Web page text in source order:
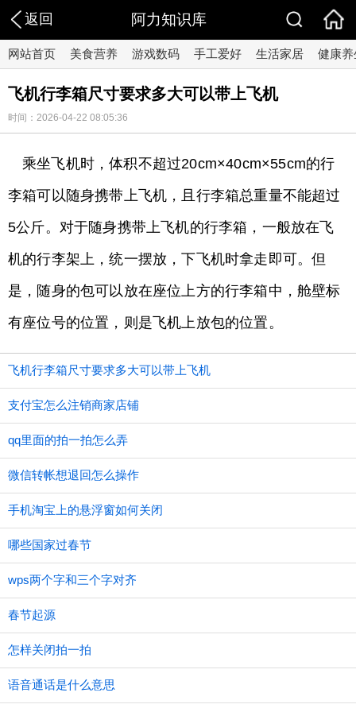
返回 阿力知识库
网站首页 美食营养 游戏数码 手工爱好 生活家居 健康养
飞机行李箱尺寸要求多大可以带上飞机
时间：2026-04-22 08:05:36
乘坐飞机时，体积不超过20cm×40cm×55cm的行
李箱可以随身携带上飞机，且行李箱总重量不能超过
5公斤。对于随身携带上飞机的行李箱，一般放在飞
机的行李架上，统一摆放，下飞机时拿走即可。但
是，随身的包可以放在座位上方的行李箱中，舱壁标
有座位号的位置，则是飞机上放包的位置。
飞机行李箱尺寸要求多大可以带上飞机
支付宝怎么注销商家店铺
qq里面的拍一拍怎么弄
微信转帐想退回怎么操作
手机淘宝上的悬浮窗如何关闭
哪些国家过春节
wps两个字和三个字对齐
春节起源
怎样关闭拍一拍
语音通话是什么意思